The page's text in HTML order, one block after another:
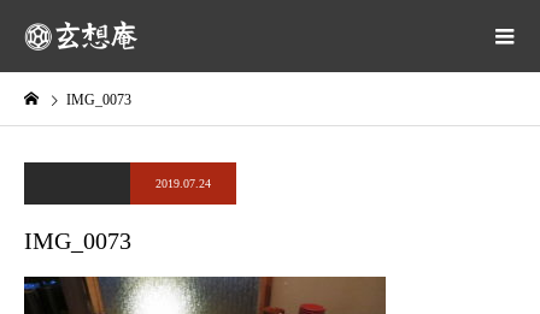
IMG_0073
2019.07.24
IMG_0073